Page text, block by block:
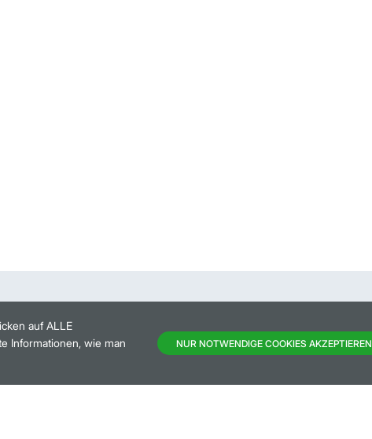
auf ALLE
Informationen, wie man
NUR NOTWENDIGE COOKIES AKZEPTIEREN